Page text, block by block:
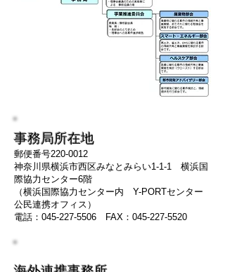
事務局所在地
郵便番号220-0012
神奈川県横浜市西区みなとみらい1-1-1 横浜国
際協力センター6階
（横浜国際協力センター内 Y-PORTセンター
公民連携オフィス）
電話：045-227-5506 FAX：045-227-5520